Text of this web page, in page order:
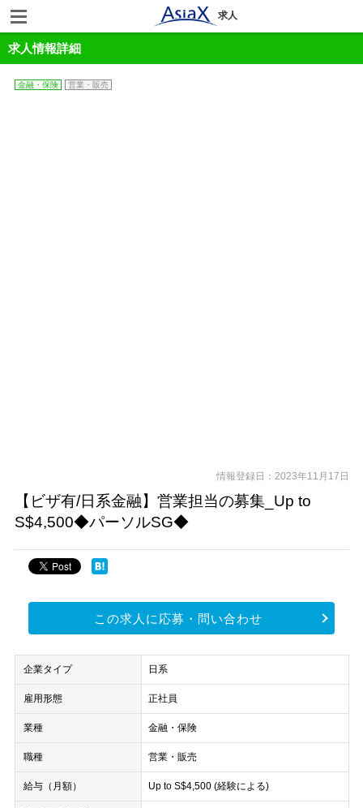
求人
求人情報詳細
金融・保険 営業・販売
情報登録日：2023年11月17日
【ビザ有/日系金融】営業担当の募集_Up to
S$4,500◆パーソルSG◆
この求人に応募・問い合わせ
企業タイプ 日系
雇用形態 正社員
業種 金融・保険
職種 営業・販売
給与（月額） Up to S$4,500 (経験による)